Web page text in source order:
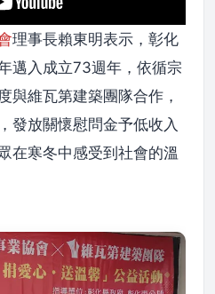
理事長賴東明表示，彰化
邁入成立73週年，依循宗
與維瓦第建築團隊合作，
發放關懷慰問金予低收入
在寒冬中感受到社會的溫